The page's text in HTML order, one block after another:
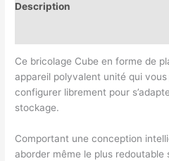
Description
Ce bricolage Cube en forme de
appareil polyvalent unité qui
configurer librement pour
stockage.
Comportant une conception
aborder même le plus redoutable